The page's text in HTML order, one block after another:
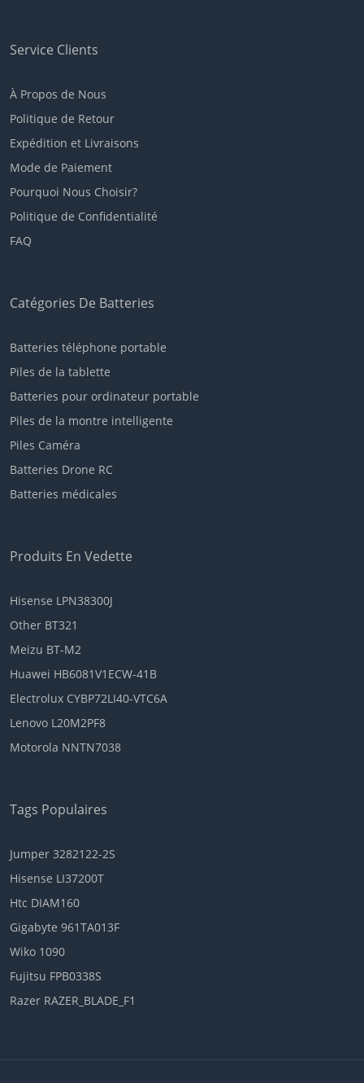
Service Clients
À Propos de Nous
Politique de Retour
Expédition et Livraisons
Mode de Paiement
Pourquoi Nous Choisir?
Politique de Confidentialité
FAQ
Catégories De Batteries
Batteries téléphone portable
Piles de la tablette
Batteries pour ordinateur portable
Piles de la montre intelligente
Piles Caméra
Batteries Drone RC
Batteries médicales
Produits En Vedette
Hisense LPN38300J
Other BT321
Meizu BT-M2
Huawei HB6081V1ECW-41B
Electrolux CYBP72LI40-VTC6A
Lenovo L20M2PF8
Motorola NNTN7038
Tags Populaires
Jumper 3282122-2S
Hisense LI37200T
Htc DIAM160
Gigabyte 961TA013F
Wiko 1090
Fujitsu FPB0338S
Razer RAZER_BLADE_F1